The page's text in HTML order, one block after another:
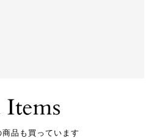
品も買っています